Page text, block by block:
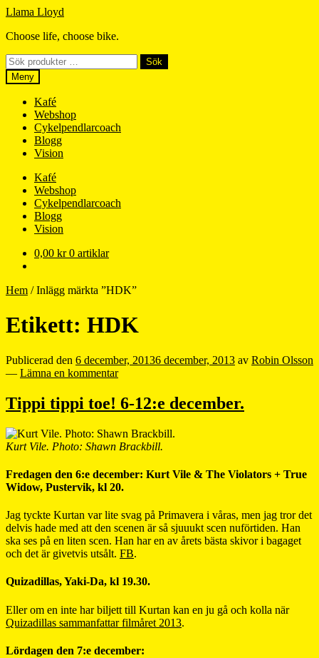
Hoppa
navigering
Hoppa
innehåll
Llama Lloyd
Choose life, choose bike.
Sök
efter:
Sök
Meny
Kafé
Webshop
Cykelpendlarcoach
Blogg
Vision
Kafé
Webshop
Cykelpendlarcoach
Blogg
Vision
0,00 kr 0 artiklar
Hem /Inlägg märkta ”HDK”
Etikett: HDK
Publicerad den 6 december, 20136 december, 2013 av Robin Olsson
— Lämna en kommentar
Tippi tippi toe! 6-12:e december.
Kurt Vile. Photo: Shawn Brackbill.
Fredagen den 6:e december: Kurt Vile & The Violators + True
Widow, Pustervik, kl 20.
Jag tyckte Kurtan var lite svag på Primavera i våras, men jag tror det
delvis hade med att den scenen är så sjuuukt scen nuförtiden. Han
ska ses på en liten scen. Han har en av årets bästa skivor i bagaget
och det är givetvis utsålt. FB.
Quizadillas, Yaki-Da, kl 19.30.
Eller om en inte har biljett till Kurtan kan en ju gå och kolla när
Quizadillas sammanfattar filmåret 2013.
Lördagen den 7:e december: